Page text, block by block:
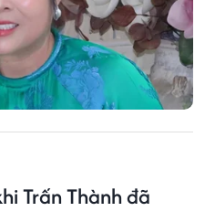
Trấn Thành đã